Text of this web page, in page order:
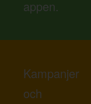
appen.
Kampanjer
och